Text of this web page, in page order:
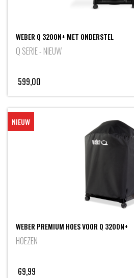
WEBER Q 3200N+ MET ONDERSTEL
Q SERIE - NIEUW
599,00
NIEUW
WEBER PREMIUM HOES VOOR Q 3200N+
HOEZEN
69,99